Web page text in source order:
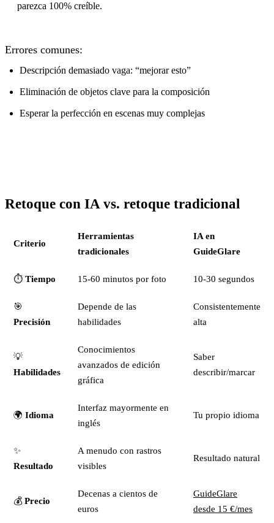
parezca 100% creíble.
Errores comunes:
Descripción demasiado vaga: “mejorar esto”
Eliminación de objetos clave para la composición
Esperar la perfección en escenas muy complejas
Retoque con IA vs. retoque tradicional
Criterio
Herramientas
tradicionales
IA en
GuideGlare
⏱️ Tiempo 15-60 minutos por foto 10-30 segundos
🎯
Precisión
Depende de las
habilidades
Consistentemente
alta
💡
Habilidades
Conocimientos
avanzados de edición
gráfica
Saber
describir/marcar
🌍 Idioma
Interfaz mayormente en
inglés
Tu propio idioma
✨
Resultado
A menudo con rastros
visibles
Resultado natural
💰 Precio
Decenas a cientos de
euros
GuideGlare
desde 15 €/mes